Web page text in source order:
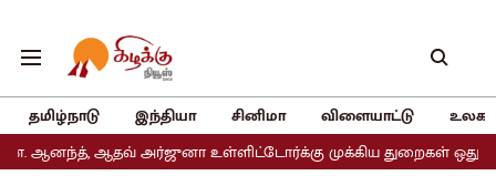
தமிழ்நாடு இந்தியா சினிமா விளையாட்டு
அர்ஜுனா உள்ளிட்டோர்க்கு முக்கிய துறைகள் ஒதுக்கீடு